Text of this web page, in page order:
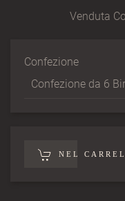
Venduta
Confezione
NEL